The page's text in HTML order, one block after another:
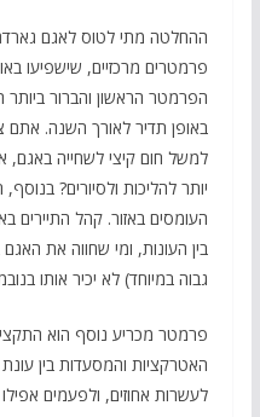
ההחלטה מתי לטוס לאגם
פרמטרים מרכזיים, שישפיעו
הפרמטר הראשון והברור ביותר
באופן תדיר לאורך השנה.
למשל חום קיצי לשחייה באגם,
יותר להליכות ולסיורים?
העומסים באזור. קהל
בין העונות, ומי שחווה את
גבוה במיוחד) לא יכיר אותו
פרמטר מכריע נוסף הוא
האטרקציות והמסעדות בין
לעשרות אחוזים, ולפעמים